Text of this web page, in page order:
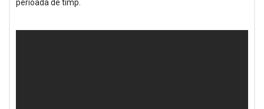
perioada de timp.